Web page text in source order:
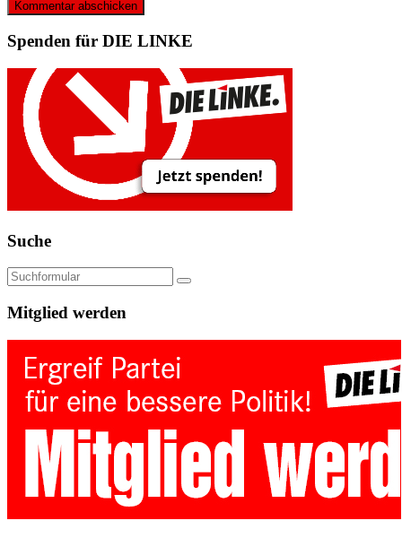
Spenden für DIE LINKE
Suche
Mitglied werden